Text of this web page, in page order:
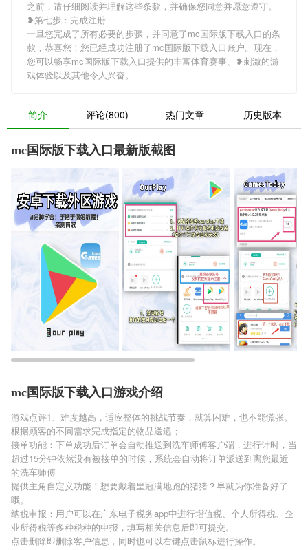
之前，请仔细阅读并理解这些条款，并确保您同意并愿意遵守。
❥第七步：完成注册
一旦您完成了所有必要的步骤，并同意了mc国际版下载入口的条
款，恭喜您！您已经成功注册了mc国际版下载入口账户。现在，
您可以畅享mc国际版下载入口提供的丰富体育赛事、❥刺激的游
戏体验以及其他令人兴奋。
简介 评论(800) 热门文章 历史版本
mc国际版下载入口最新版截图
mc国际版下载入口游戏介绍
游戏点评1、难度越高，适应整体的挑战节奏，就算困难，也不能慌张。
根据顾客的不同需求完成指定的物品送递；
接单功能：下单成功后订单会自动推送到洗车师傅客户端，进行计时，当
超过15分钟依然没有被接单的时候，系统会自动将订单派送到离您最近
的洗车师傅
提供主角自定义功能！想要戴着皇冠满地跑的猪猪？早就为你准备好了
哦。
纳税申报：用户可以在广东电子税务app中进行增值税、个人所得税、企
业所得税等多种税种的申报，填写相关信息后即可提交。
点击删除即删除客户信息，同时也可以右键点击鼠标进行操作。